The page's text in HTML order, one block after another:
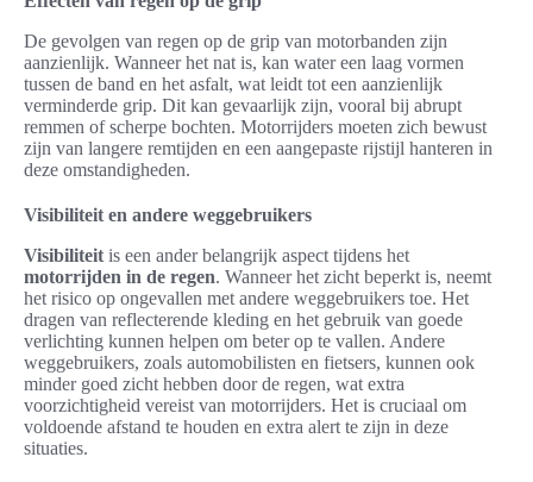
De gevolgen van regen op de grip van motorbanden zijn
aanzienlijk. Wanneer het nat is, kan water een laag vormen
tussen de band en het asfalt, wat leidt tot een aanzienlijk
verminderde grip. Dit kan gevaarlijk zijn, vooral bij abrupt
remmen of scherpe bochten. Motorrijders moeten zich bewust
zijn van langere remtijden en een aangepaste rijstijl hanteren in
deze omstandigheden.
Visibiliteit en andere weggebruikers
Visibiliteit is een ander belangrijk aspect tijdens het
motorrijden in de regen. Wanneer het zicht beperkt is, neemt
het risico op ongevallen met andere weggebruikers toe. Het
dragen van reflecterende kleding en het gebruik van goede
verlichting kunnen helpen om beter op te vallen. Andere
weggebruikers, zoals automobilisten en fietsers, kunnen ook
minder goed zicht hebben door de regen, wat extra
voorzichtigheid vereist van motorrijders. Het is cruciaal om
voldoende afstand te houden en extra alert te zijn in deze
situaties.